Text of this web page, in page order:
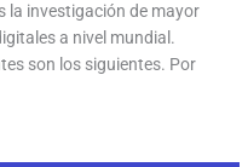
la investigación de mayor
a nivel mundial.
son los siguientes. Por